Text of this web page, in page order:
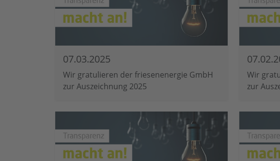
07.03.2025
Wir gratulieren der friesenenergie GmbH
zur Auszeichnung 2025
Wir
zur